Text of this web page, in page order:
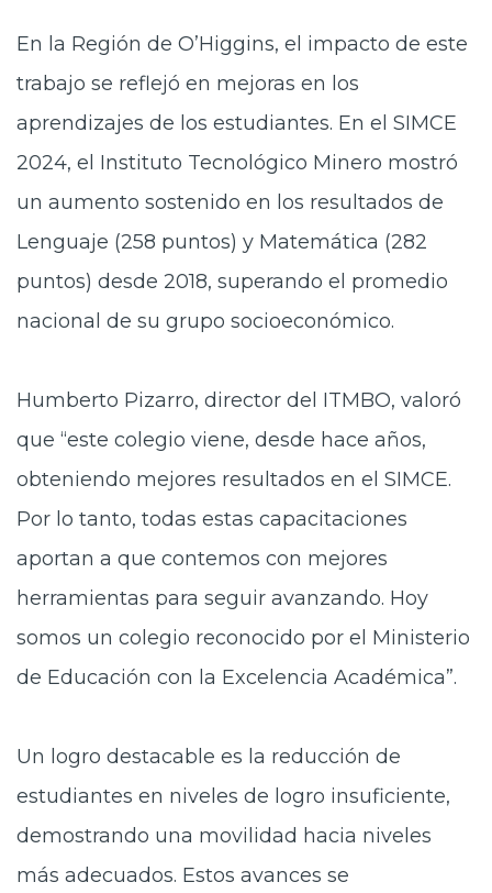
En la Región de O’Higgins, el impacto de este
trabajo se reflejó en mejoras en los
aprendizajes de los estudiantes. En el SIMCE
2024, el Instituto Tecnológico Minero mostró
un aumento sostenido en los resultados de
Lenguaje (258 puntos) y Matemática (282
puntos) desde 2018, superando el promedio
nacional de su grupo socioeconómico.
Humberto Pizarro, director del ITMBO, valoró
que “este colegio viene, desde hace años,
obteniendo mejores resultados en el SIMCE.
Por lo tanto, todas estas capacitaciones
aportan a que contemos con mejores
herramientas para seguir avanzando. Hoy
somos un colegio reconocido por el Ministerio
de Educación con la Excelencia Académica”.
Un logro destacable es la reducción de
estudiantes en niveles de logro insuficiente,
demostrando una movilidad hacia niveles
más adecuados. Estos avances se